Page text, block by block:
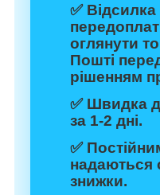
✅
оглянути
Пошті
рішенням
✅ Швидка
за 1-2 дні.
✅
надаються
знижки.